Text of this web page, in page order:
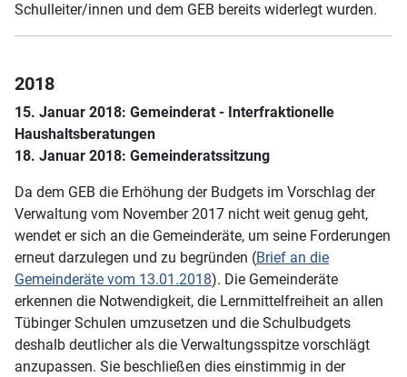
Schulleiter/innen und dem GEB bereits widerlegt wurden.
2018
15. Januar 2018: Gemeinderat - Interfraktionelle
Haushaltsberatungen
18. Januar 2018: Gemeinderatssitzung
Da dem GEB die Erhöhung der Budgets im Vorschlag der
Verwaltung vom November 2017 nicht weit genug geht,
wendet er sich an die Gemeinderäte, um seine Forderungen
erneut darzulegen und zu begründen (Brief an die
Gemeinderäte vom 13.01.2018). Die Gemeinderäte
erkennen die Notwendigkeit, die Lernmittelfreiheit an allen
Tübinger Schulen umzusetzen und die Schulbudgets
deshalb deutlicher als die Verwaltungsspitze vorschlägt
anzupassen. Sie beschließen dies einstimmig in der